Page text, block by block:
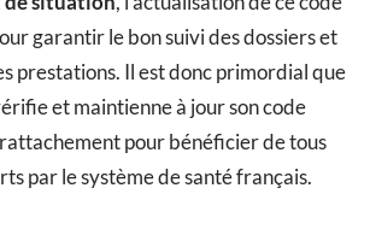
garantir le bon suivi des dossiers et
prestations. Il est donc primordial que
et maintienne à jour son code
pour bénéficier de tous
par le système de santé français.